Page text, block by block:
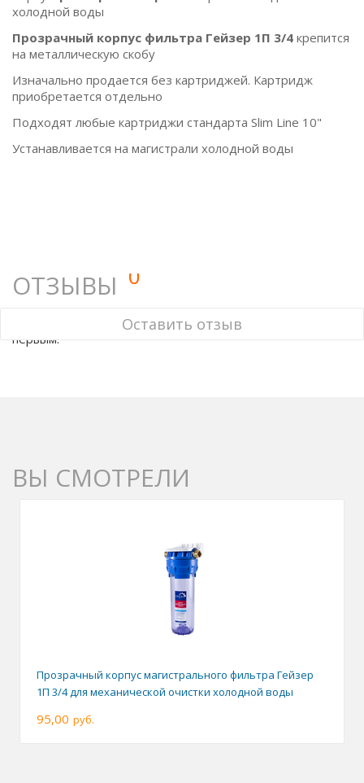
холодной воды
Прозрачный корпус фильтра Гейзер 1П 3/4 крепится
на металлическую скобу
Изначально продается без картриджей. Картридж
приобретается отдельно
Подходят любые картриджи стандарта Slim Line 10"
Устанавливается на магистрали холодной воды
ОТЗЫВЫ 0
Оставить отзыв
У этого товара нет ни одного отзыва. Вы можете стать
первым.
ВЫ СМОТРЕЛИ
Прозрачный корпус магистрального фильтра Гейзер
1П 3/4 для механической очистки холодной воды
95,00 руб.